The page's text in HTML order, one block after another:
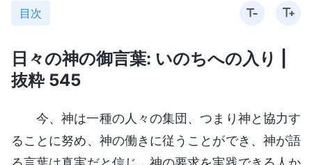
目次
日々の神の御言葉: いのちへの入り |
抜粋 545
今、神は一種の人々の集団、つまり神と協力す
ることに努め、神の働きに従うことができ、神が語